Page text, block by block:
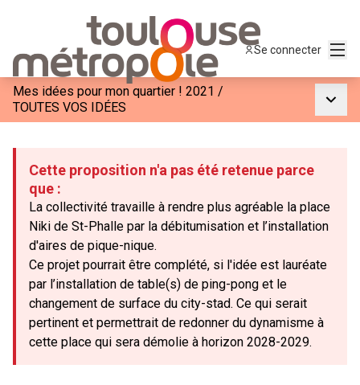
Se connecter
Mes idées pour mon quartier ! 2021 /
TOUTES VOS IDÉES
Cette proposition n'a pas été retenue parce
que :
La collectivité travaille à rendre plus agréable la place
Niki de St-Phalle par la débitumisation et l’installation
d'aires de pique-nique.
Ce projet pourrait être complété, si l'idée est lauréate
par l’installation de table(s) de ping-pong et le
changement de surface du city-stad. Ce qui serait
pertinent et permettrait de redonner du dynamisme à
cette place qui sera démolie à horizon 2028-2029.